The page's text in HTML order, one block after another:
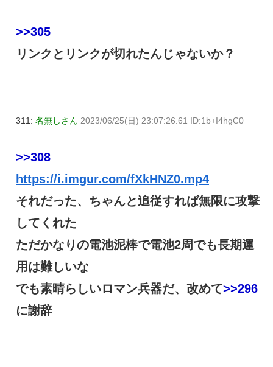
>>305
リンクとリンクが切れたんじゃないか？
311: 名無しさん 2023/06/25(日) 23:07:26.61 ID:1b+I4hgC0
>>308
https://i.imgur.com/fXkHNZ0.mp4
それだった、ちゃんと追従すれば無限に攻撃
してくれた
ただかなりの電池泥棒で電池2周でも長期運
用は難しいな
でも素晴らしいロマン兵器だ、改めて>>296
に謝辞